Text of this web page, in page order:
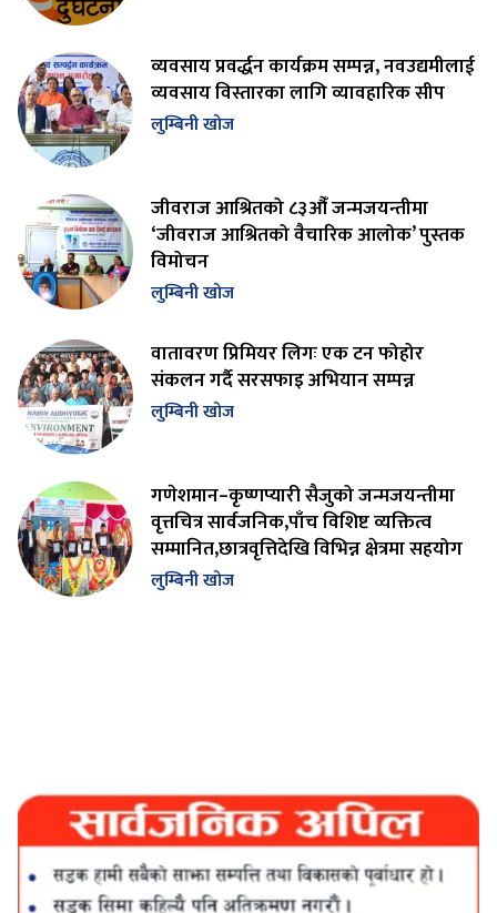
व्यवसाय प्रवर्द्धन कार्यक्रम सम्पन्न, नवउद्यमीलाई
व्यवसाय विस्तारका लागि व्यावहारिक सीप
लुम्बिनी खोज
जीवराज आश्रितको ८३औँ जन्मजयन्तीमा
‘जीवराज आश्रितको वैचारिक आलोक’ पुस्तक
विमोचन
लुम्बिनी खोज
वातावरण प्रिमियर लिगः एक टन फोहोर
संकलन गर्दै सरसफाइ अभियान सम्पन्न
लुम्बिनी खोज
गणेशमान–कृष्णप्यारी सैजुको जन्मजयन्तीमा
वृत्तचित्र सार्वजनिक,पाँच विशिष्ट व्यक्तित्व
सम्मानित,छात्रवृत्तिदेखि विभिन्न क्षेत्रमा सहयोग
लुम्बिनी खोज